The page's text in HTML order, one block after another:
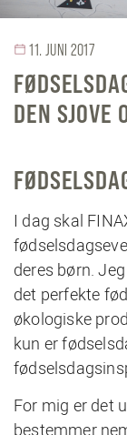
11. JUNI 2017
DEN SJOVE
I dag skal
deres børn.
det perfekte
økologiske
kun er
For mig er det
bestemmer